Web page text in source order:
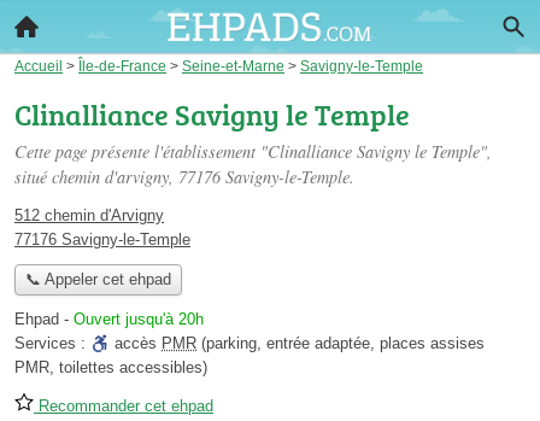
Accueil > Île-de-France > Seine-et-Marne > Savigny-le-Temple
Clinalliance Savigny le Temple
Cette page présente l'établissement "Clinalliance Savigny le Temple",
situé chemin d'arvigny, 77176 Savigny-le-Temple.
512 chemin d'Arvigny
77176 Savigny-le-Temple
📞 Appeler cet ehpad
Ehpad - Ouvert jusqu'à 20h
Services :
accès PMR (parking, entrée adaptée, places assises
PMR, toilettes accessibles)
Recommander cet ehpad